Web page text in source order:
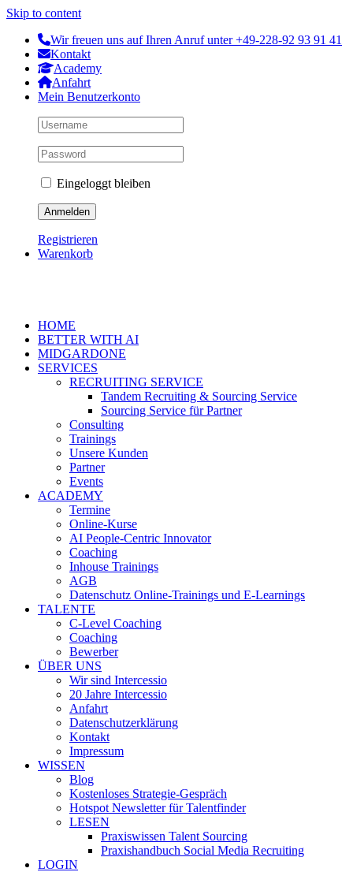
Skip to content
Wir freuen uns auf Ihren Anruf unter +49-228-92 93 91 41
Kontakt
Academy
Anfahrt
Mein Benutzerkonto
Eingeloggt bleiben
Registrieren
Warenkorb
HOME
BETTER WITH AI
MIDGARDONE
SERVICES
RECRUITING SERVICE
Tandem Recruiting & Sourcing Service
Sourcing Service für Partner
Consulting
Trainings
Unsere Kunden
Partner
Events
ACADEMY
Termine
Online-Kurse
AI People-Centric Innovator
Coaching
Inhouse Trainings
AGB
Datenschutz Online-Trainings und E-Learnings
TALENTE
C-Level Coaching
Coaching
Bewerber
ÜBER UNS
Wir sind Intercessio
20 Jahre Intercessio
Anfahrt
Datenschutzerklärung
Kontakt
Impressum
WISSEN
Blog
Kostenloses Strategie-Gespräch
Hotspot Newsletter für Talentfinder
LESEN
Praxiswissen Talent Sourcing
Praxishandbuch Social Media Recruiting
LOGIN